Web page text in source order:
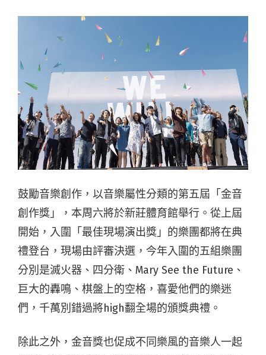
鼓勵音樂創作，以音樂屬性分類的第五屆「金音
創作獎」，本周六將於新莊體育館舉行。從上屆
開始，入圍「最佳現場演出獎」的樂團都將在典
禮登台，現場由評審決選，今年入圍的五組樂團
分別是滅火器、四分衛、Mary See the Future、
巨大的轟鳴、棋盤上的空格，喜愛他們的樂迷
們，千萬別錯過將high翻全場的頒獎典禮。
除此之外，金音獎也促成不同樂風的音樂人一起